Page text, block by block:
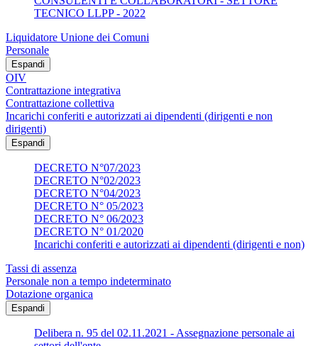
TECNICO LLPP - 2022
Liquidatore Unione dei Comuni
Personale
Espandi
OIV
Contrattazione integrativa
Contrattazione collettiva
Incarichi conferiti e autorizzati ai dipendenti (dirigenti e non
dirigenti)
Espandi
DECRETO N°07/2023
DECRETO N°02/2023
DECRETO N°04/2023
DECRETO N° 05/2023
DECRETO N° 06/2023
DECRETO N° 01/2020
Incarichi conferiti e autorizzati ai dipendenti (dirigenti e non)
Tassi di assenza
Personale non a tempo indeterminato
Dotazione organica
Espandi
Delibera n. 95 del 02.11.2021 - Assegnazione personale ai